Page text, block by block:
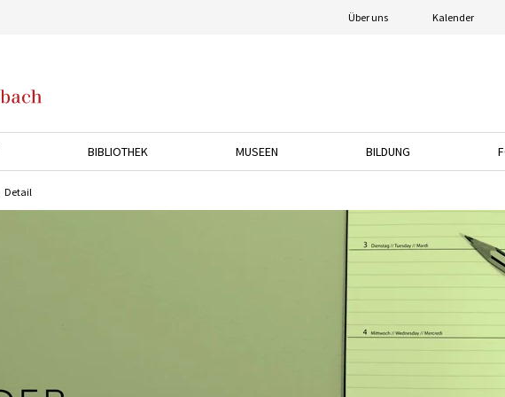
Über uns Kalender
BIBLIOTHEK
MUSEEN
BILDUNG
Detail